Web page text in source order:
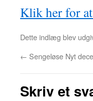
Klik her for
Dette indlæg blev
← Sengeløse Nyt
Skriv et